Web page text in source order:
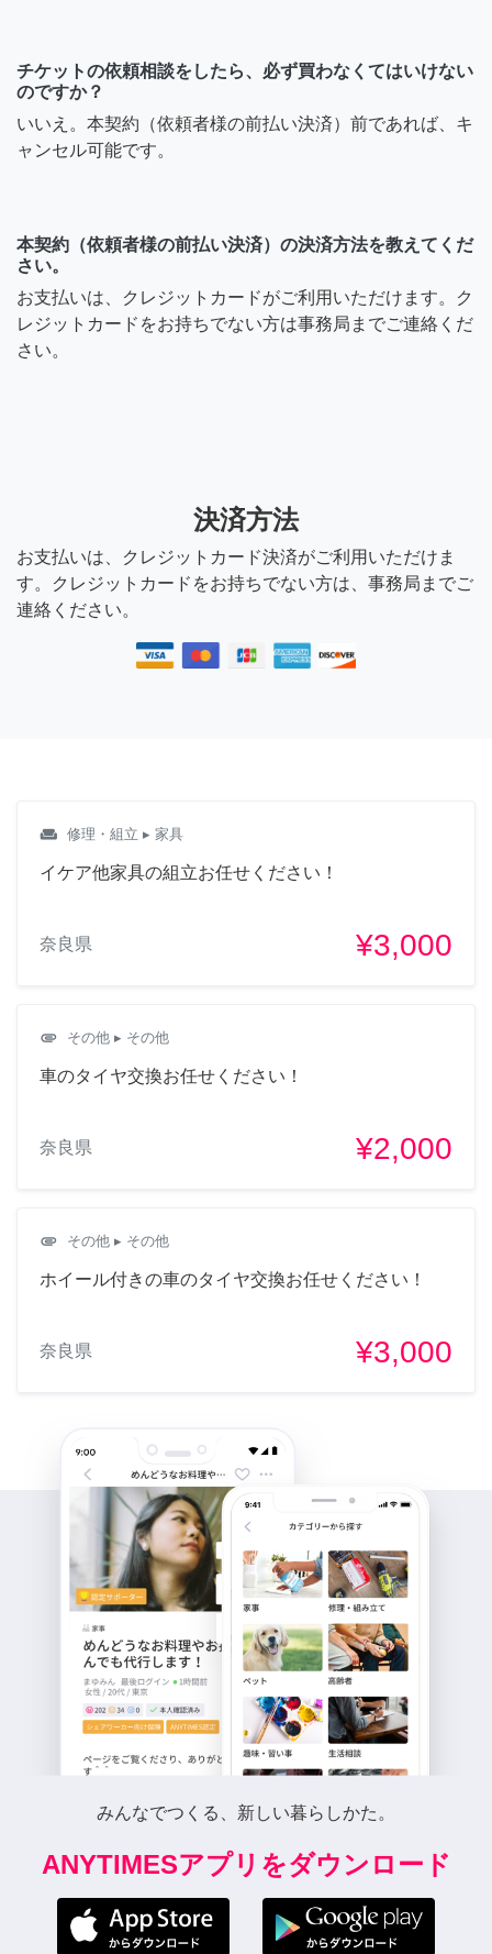
チケットの依頼相談をしたら、必ず買わなくてはいけない
のですか？
いいえ。本契約（依頼者様の前払い決済）前であれば、キ
ャンセル可能です。
本契約（依頼者様の前払い決済）の決済方法を教えてくだ
さい。
お支払いは、クレジットカードがご利用いただけます。ク
レジットカードをお持ちでない方は事務局までご連絡くだ
さい。
決済方法
お支払いは、クレジットカード決済がご利用いただけま
す。クレジットカードをお持ちでない方は、事務局までご
連絡ください。
weekend 修理・組立 ▸ 家具
イケア他家具の組立お任せください！
奈良県 ¥3,000
attachment その他 ▸ その他
車のタイヤ交換お任せください！
奈良県 ¥2,000
attachment その他 ▸ その他
ホイール付きの車のタイヤ交換お任せください！
奈良県 ¥3,000
みんなでつくる、新しい暮らしかた。
ANYTIMESアプリをダウンロード